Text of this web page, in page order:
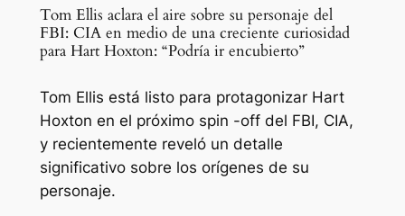
Tom Ellis aclara el aire sobre su personaje del
FBI: CIA en medio de una creciente curiosidad
para Hart Hoxton: “Podría ir encubierto”
Tom Ellis está listo para protagonizar Hart
Hoxton en el próximo spin -off del FBI, CIA,
y recientemente reveló un detalle
significativo sobre los orígenes de su
personaje.